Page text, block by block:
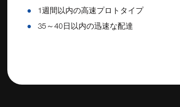
●
1週間以内の高速プロトタイプ
●
35～40日以内の迅速な配達